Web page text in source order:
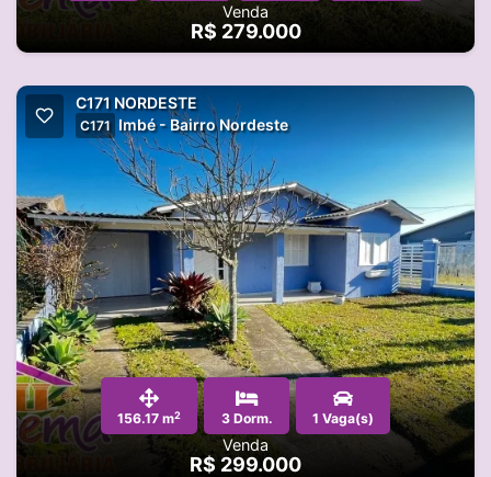
Venda
R$ 279.000
C171 NORDESTE
C171 Imbé - Bairro Nordeste
156.17 m2 3 Dorm. 1 Vaga(s)
Venda
R$ 299.000